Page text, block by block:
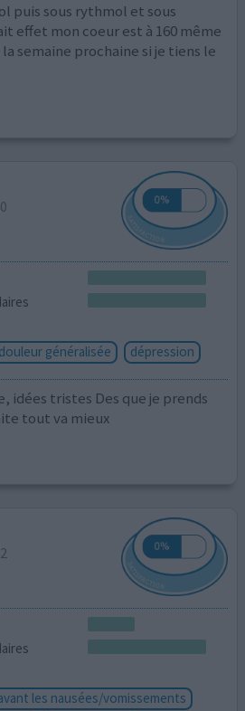
puis sous rythmol et sous
effet mon coeur est à 160 même
semaine prochaine si je tiens le
douleur généralisée dépression
idées tristes Des que je prends
tout va mieux
les nausées/vomissements